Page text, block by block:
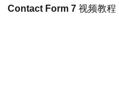
Contact Form 7 视频教程